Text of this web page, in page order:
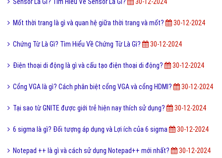
Sensor Là Gì? Tìm Hiểu Về Sensor Là Gì? 30-12-2024
Mốt thời trang là gì và quan hệ giữa thời trang và mốt? 30-12-2024
Chứng Từ Là Gì? Tìm Hiểu Về Chứng Từ Là Gì? 30-12-2024
Điện thoại di động là gì và cấu tạo điện thoại di động? 30-12-2024
Cổng VGA là gì? Cách phân biệt cổng VGA và cổng HDMI? 30-12-2024
Tại sao từ GNITE được giới trẻ hiện nay thích sử dụng? 30-12-2024
6 sigma là gì? Đối tượng áp dụng và Lợi ích của 6 sigma 30-12-2024
Notepad ++ là gì và cách sử dụng Notepad++ mới nhất? 30-12-2024